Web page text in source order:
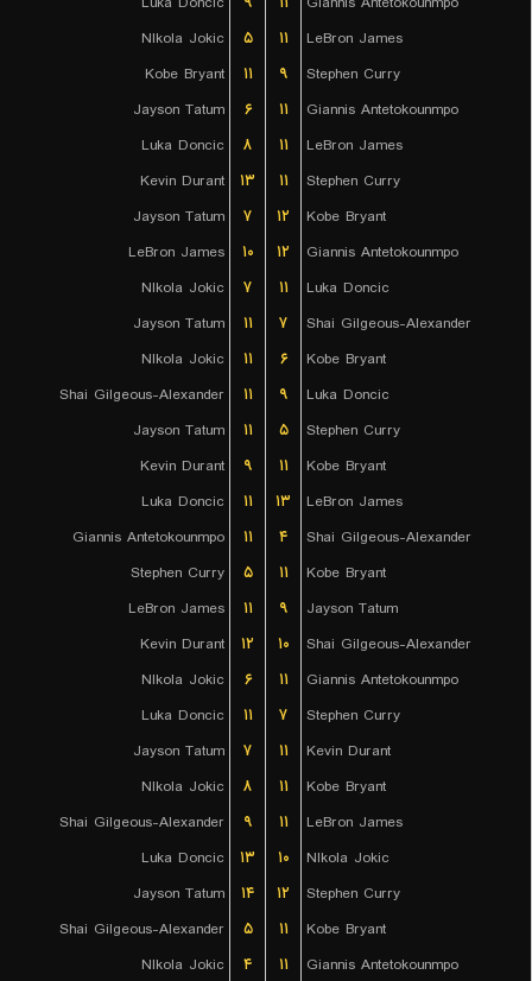
NIkola Jokic
۵ ۱۱
LeBron James
Kobe Bryant
۱۱ ۹
Stephen Curry
Jayson Tatum
۶ ۱۱
Giannis Antetokounmpo
Luka Doncic
۸ ۱۱
LeBron James
Kevin Durant
۱۳ ۱۱
Stephen Curry
Jayson Tatum
۷ ۱۲
Kobe Bryant
LeBron James
۱۰ ۱۲
Giannis Antetokounmpo
NIkola Jokic
۷ ۱۱
Luka Doncic
Jayson Tatum
۱۱ ۷
Shai Gilgeous-Alexander
NIkola Jokic
۱۱ ۶
Kobe Bryant
Shai Gilgeous-Alexander
۱۱ ۹
Luka Doncic
Jayson Tatum
۱۱ ۵
Stephen Curry
Kevin Durant
۹ ۱۱
Kobe Bryant
Luka Doncic
۱۱ ۱۳
LeBron James
Giannis Antetokounmpo
۱۱ ۴
Shai Gilgeous-Alexander
Stephen Curry
۵ ۱۱
Kobe Bryant
LeBron James
۱۱ ۹
Jayson Tatum
Kevin Durant
۱۲ ۱۰
Shai Gilgeous-Alexander
NIkola Jokic
۶ ۱۱
Giannis Antetokounmpo
Luka Doncic
۱۱ ۷
Stephen Curry
Jayson Tatum
۷ ۱۱
Kevin Durant
NIkola Jokic
۸ ۱۱
Kobe Bryant
Shai Gilgeous-Alexander
۹ ۱۱
LeBron James
Luka Doncic
۱۳ ۱۰
NIkola Jokic
Jayson Tatum
۱۴ ۱۲
Stephen Curry
Shai Gilgeous-Alexander
۵ ۱۱
Kobe Bryant
NIkola Jokic
۴ ۱۱
Giannis Antetokounmpo